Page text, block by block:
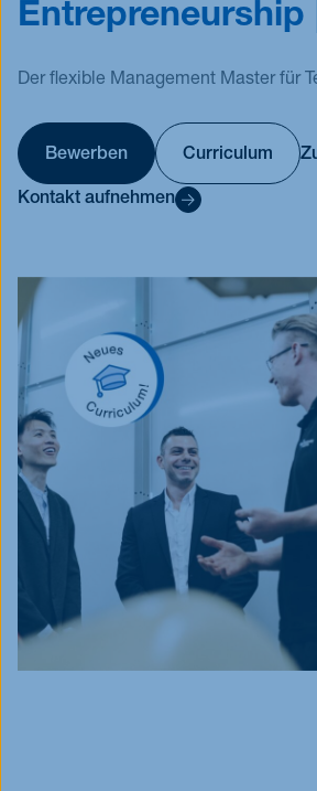
Blog
Events
Jobs
Entrepreneurship
Der flexible Management Master für
Bewerben Curriculum
Kontakt aufnehmen